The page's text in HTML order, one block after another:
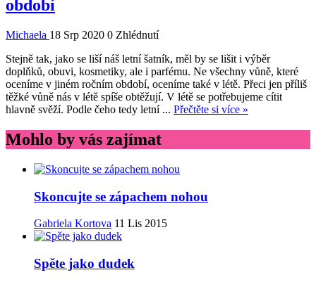
období
Michaela 18 Srp 2020 0 Zhlédnutí
Stejně tak, jako se liší náš letní šatník, měl by se lišit i výběr
doplňků, obuvi, kosmetiky, ale i parfému. Ne všechny vůně, které
oceníme v jiném ročním období, oceníme také v létě. Přeci jen příliš
těžké vůně nás v létě spíše obtěžují. V létě se potřebujeme cítit
hlavně svěží. Podle čeho tedy letní ... Přečtěte si více »
Mohlo by vás zajímat
Skoncujte se zápachem nohou
Gabriela Kortova 11 Lis 2015
Spěte jako dudek